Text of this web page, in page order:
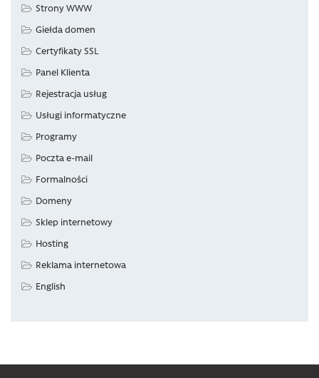
Strony WWW
Giełda domen
Certyfikaty SSL
Panel Klienta
Rejestracja usług
Usługi informatyczne
Programy
Poczta e-mail
Formalności
Domeny
Sklep internetowy
Hosting
Reklama internetowa
English